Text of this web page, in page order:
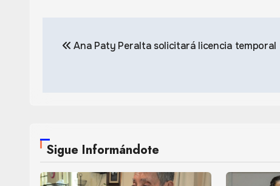
de
Ana Paty Peralta solicitará licencia temporal
Sigue Informándote